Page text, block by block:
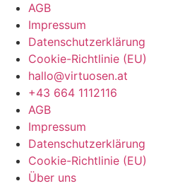
AGB
Impressum
Datenschutzerklärung
Cookie-Richtlinie (EU)
hallo@virtuosen.at
+43 664 1112116
AGB
Impressum
Datenschutzerklärung
Cookie-Richtlinie (EU)
Über uns